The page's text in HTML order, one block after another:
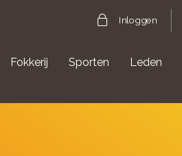
Inloggen
Fokkerij Sporten Leden